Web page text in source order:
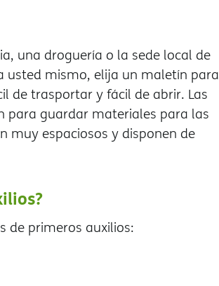
una droguería o la sede local de
usted mismo, elija un maletín para
de trasportar y fácil de abrir. Las
para guardar materiales para las
muy espaciosos y disponen de
de primeros auxilios: